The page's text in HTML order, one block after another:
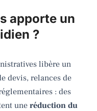
apporte un
?
libère un
devis, relances de
: des
une réduction du